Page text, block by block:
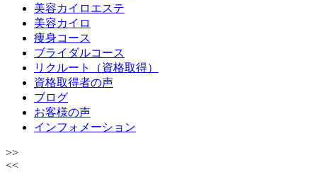
美容カイロエステ
美容カイロ
痩身コース
ブライダルコース
リクルート（資格取得）
資格取得者の声
ブログ
お客様の声
インフォメーション
>>
<<